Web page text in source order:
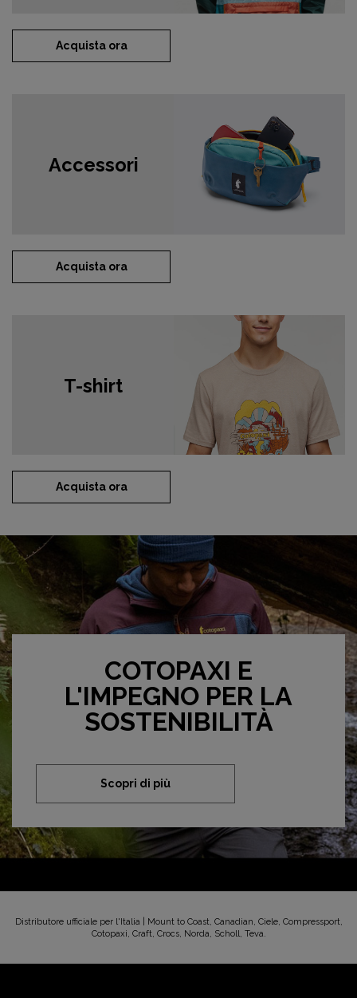
Acquista ora
Accessori
Acquista ora
T-shirt
Acquista ora
COTOPAXI E
L'IMPEGNO PER LA
SOSTENIBILITÀ
Scopri di più
Distributore ufficiale per l'Italia | Mount to Coast, Canadian, Ciele, Compressport,
Cotopaxi, Craft, Crocs, Norda, Scholl, Teva.